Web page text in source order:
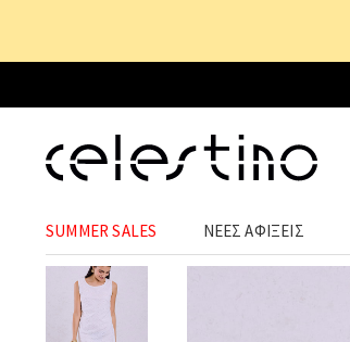
SUMMER SALES ΝΕΕΣ ΑΦΙΞΕΙΣ